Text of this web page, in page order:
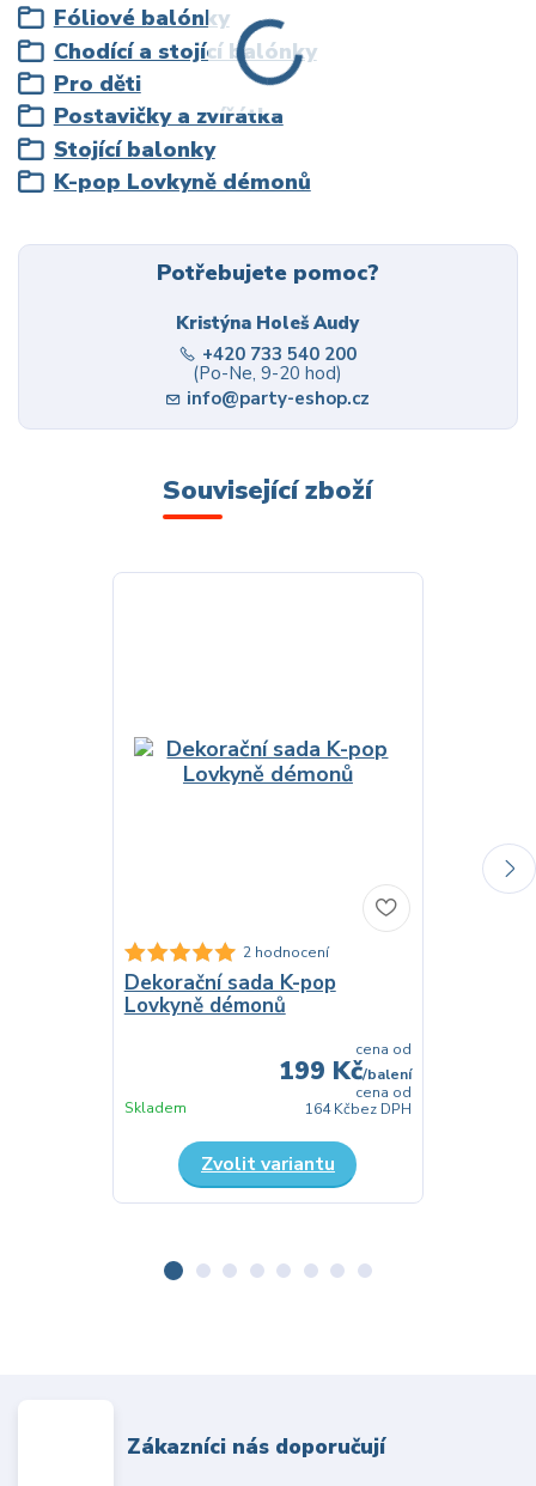
Fóliové balónky
Chodící a stojící balónky
Pro děti
Postavičky a zvířátka
Stojící balonky
K-pop Lovkyně démonů
Potřebujete pomoc?
Kristýna Holeš Audy
+420 733 540 200
(Po-Ne, 9-20 hod)
info@party-eshop.cz
Související zboží
2 hodnocení
Dekorační sada K-pop
Lovkyně démonů
cena od
199 Kč/balení
cena od
164 Kčbez DPH
Skladem
Zvolit variantu
Zákazníci nás doporučují